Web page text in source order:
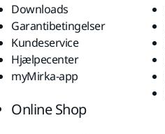
Downloads
Garantibetingelser
Kundeservice
Hjælpecenter
myMirka-app
Online Shop